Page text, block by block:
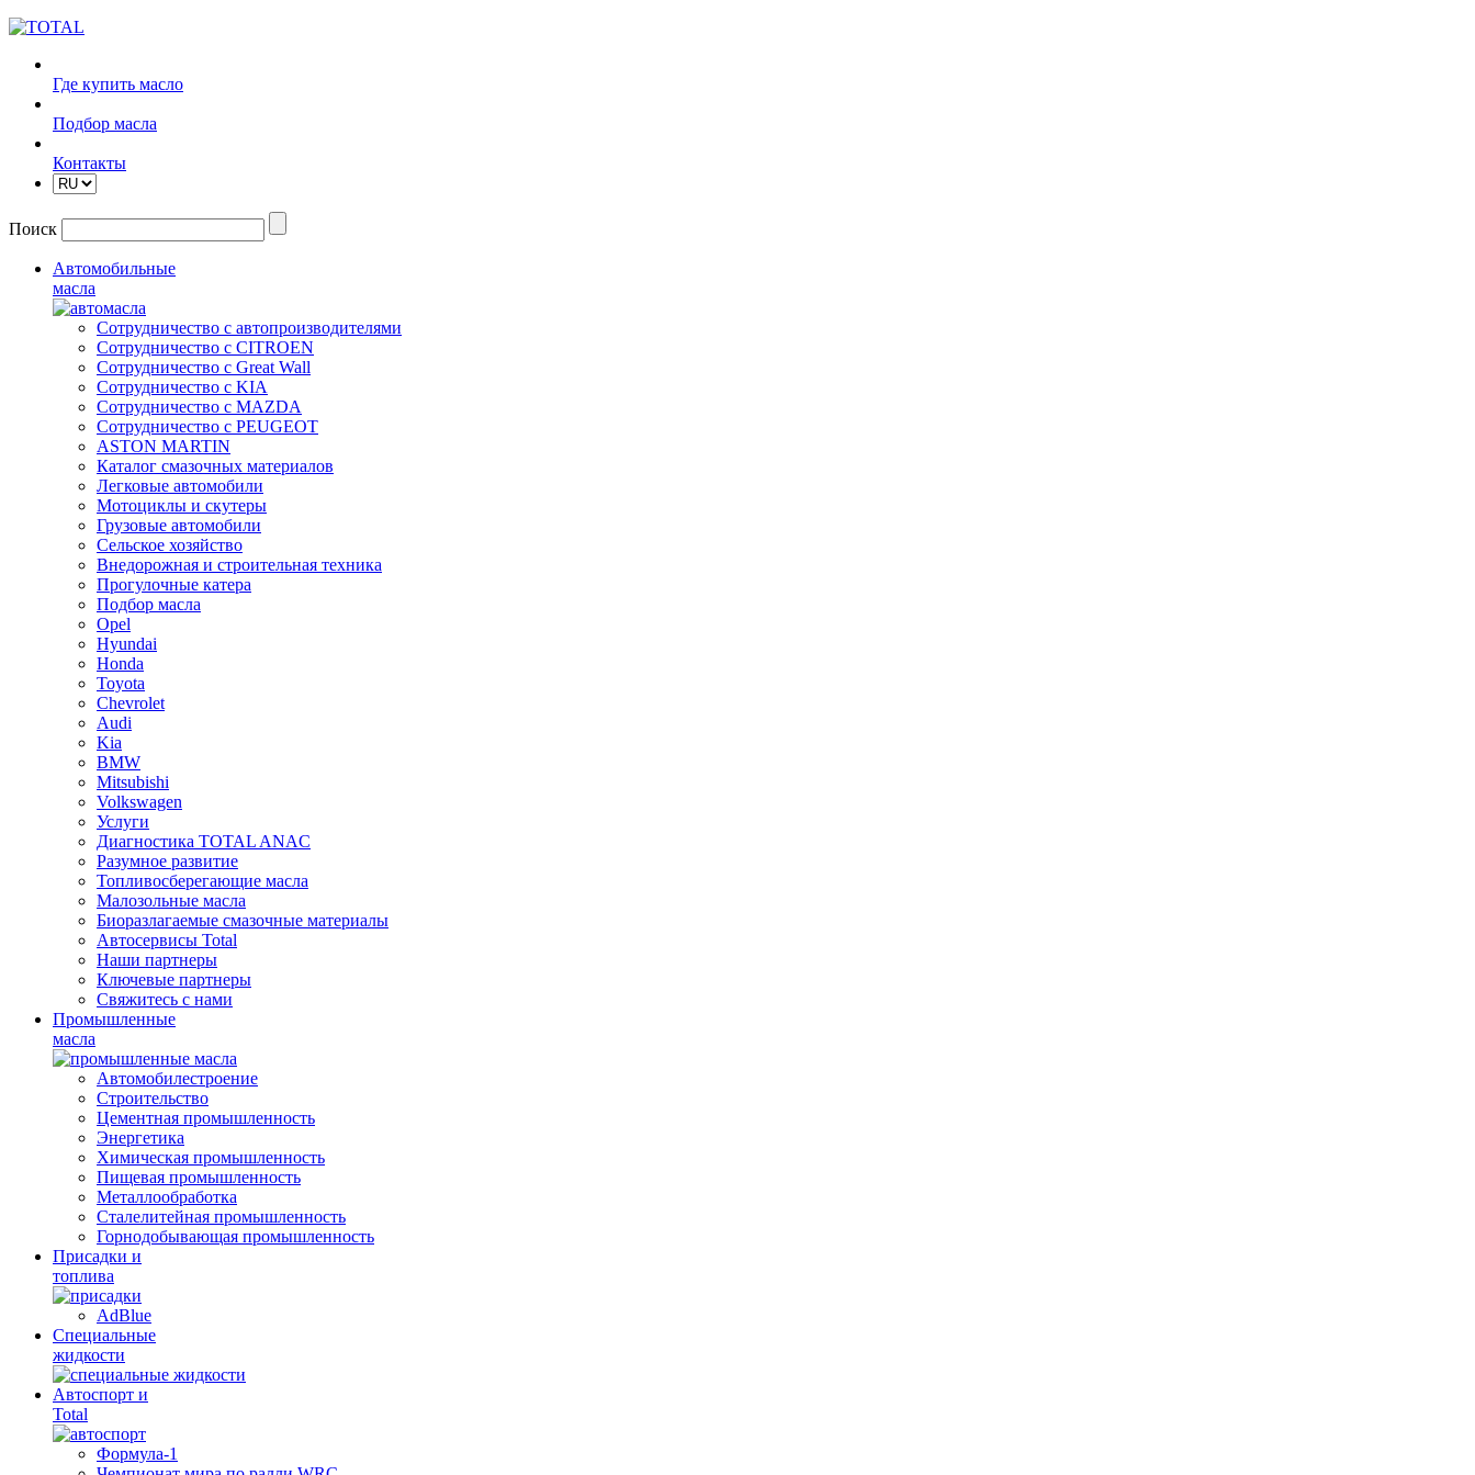
Где купить масло
Подбор масла
Контакты
Поиск
Автомобильные
масла
Сотрудничество с автопроизводителями
Сотрудничество с CITROEN
Сотрудничество с Great Wall
Сотрудничество с KIA
Сотрудничество с MAZDA
Сотрудничество с PEUGEOT
ASTON MARTIN
Каталог смазочных материалов
Легковые автомобили
Мотоциклы и скутеры
Грузовые автомобили
Сельское хозяйство
Внедорожная и строительная техника
Прогулочные катера
Подбор масла
Opel
Hyundai
Honda
Toyota
Chevrolet
Audi
Kia
BMW
Mitsubishi
Volkswagen
Услуги
Диагностика TOTAL ANAC
Разумное развитие
Топливосберегающие масла
Малозольные масла
Биоразлагаемые смазочные материалы
Автосервисы Total
Наши партнеры
Ключевые партнеры
Свяжитесь с нами
Промышленные
масла
Автомобилестроение
Строительство
Цементная промышленность
Энергетика
Химическая промышленность
Пищевая промышленность
Металлообработка
Сталелитейная промышленность
Горнодобывающая промышленность
Присадки и
топлива
AdBlue
Специальные
жидкости
Автоспорт и
Total
Формула-1